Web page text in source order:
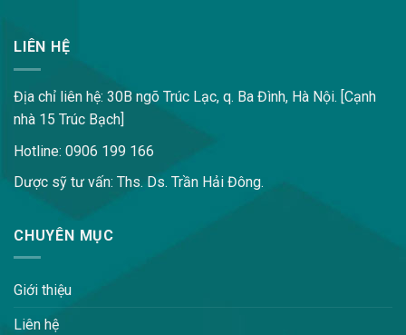
LIÊN HỆ
Địa chỉ liên hệ: 30B ngõ Trúc Lạc, q. Ba Đình, Hà Nội. [Cạnh
nhà 15 Trúc Bạch]
Hotline: 0906 199 166
Dược sỹ tư vấn: Ths. Ds. Trần Hải Đông.
CHUYÊN MỤC
Giới thiệu
Liên hệ